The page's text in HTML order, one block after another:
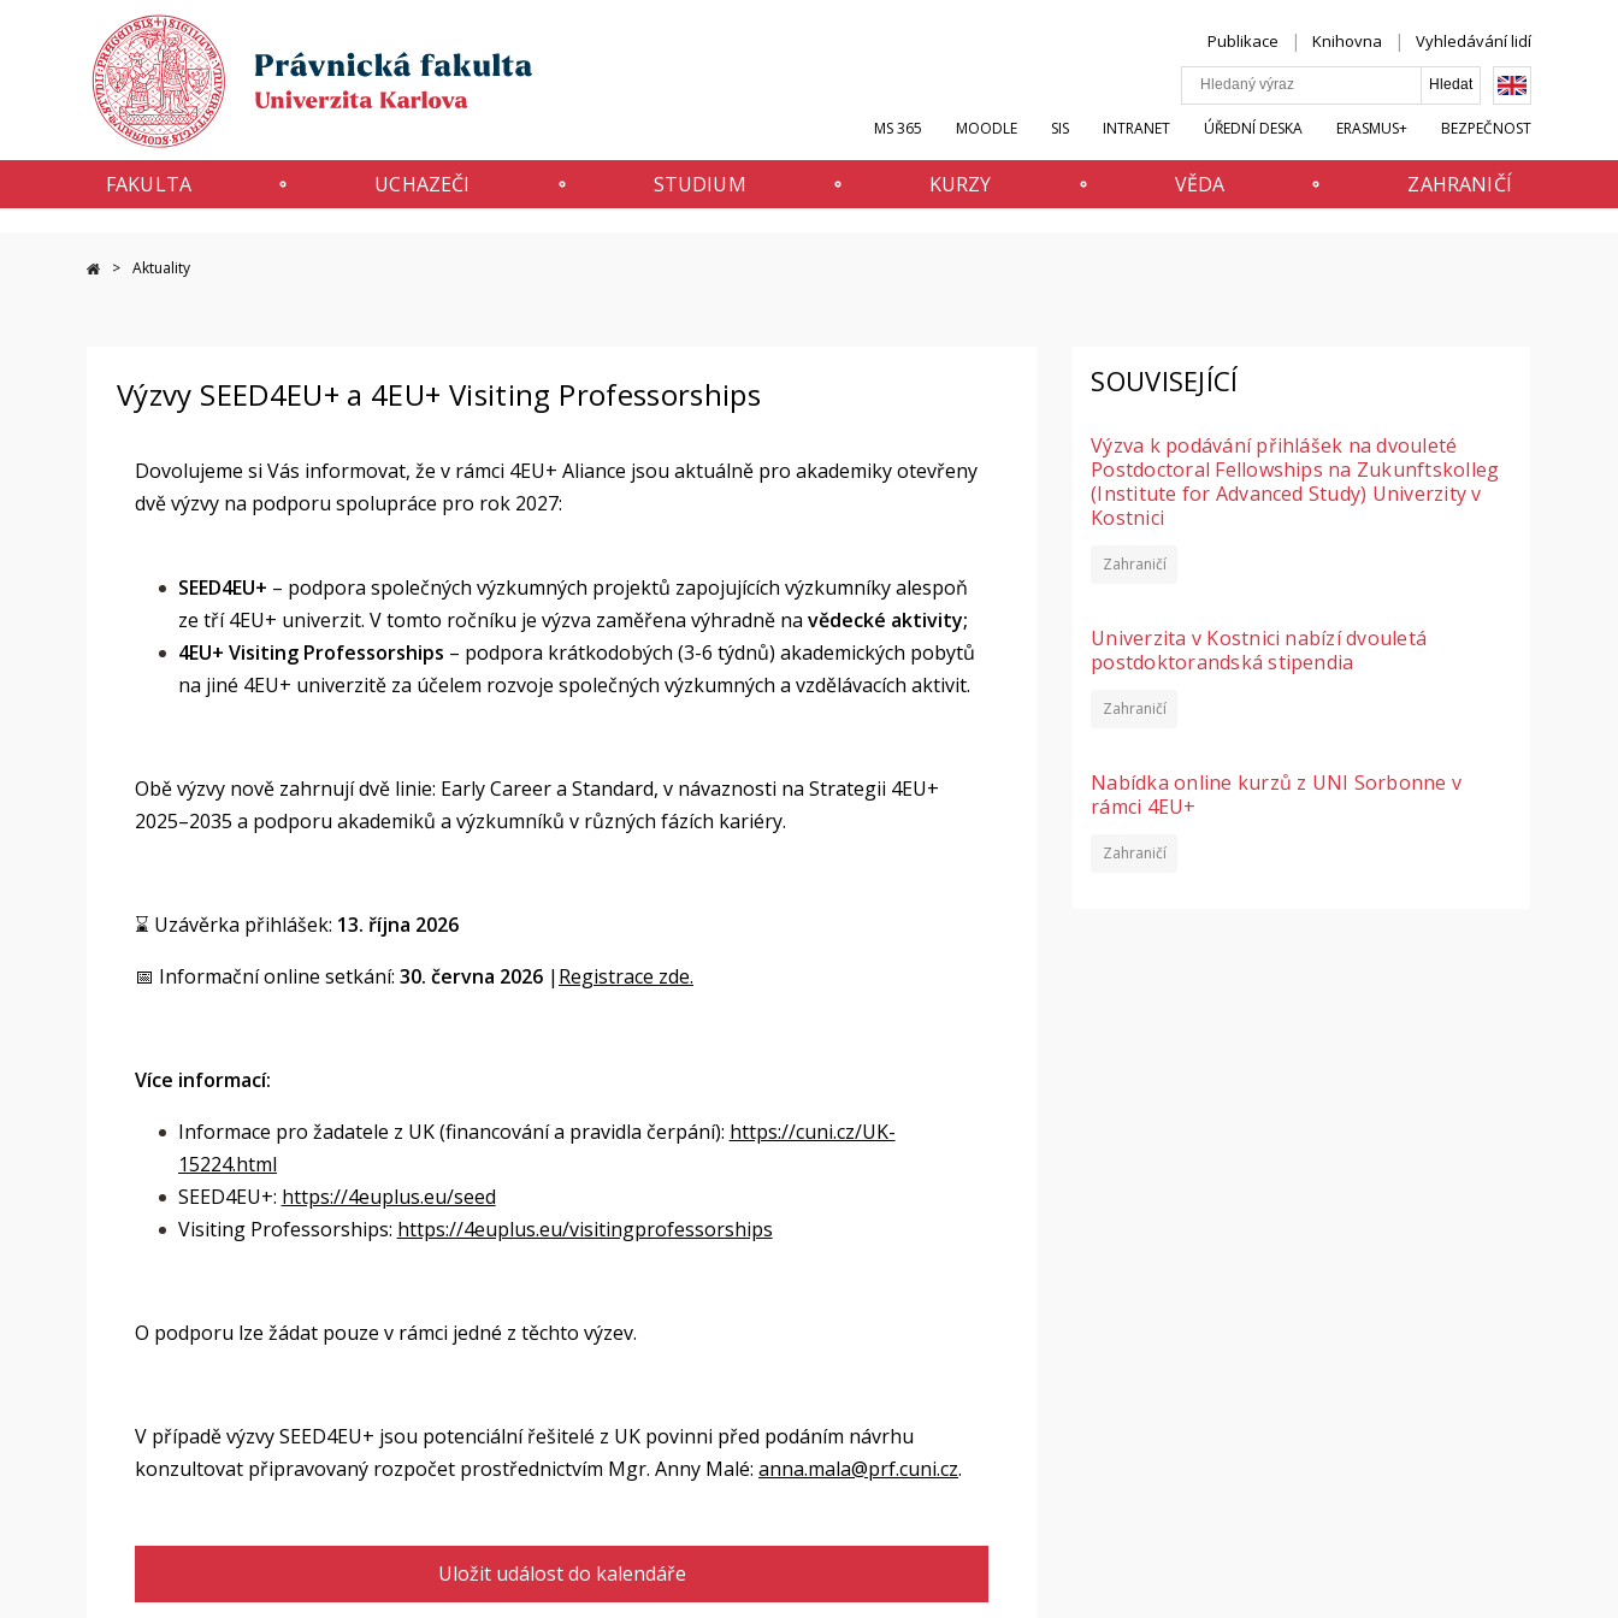
Publikace Knihovna Vyhledávání lidí
MS 365 MOODLE SIS INTRANET ÚŘEDNÍ DESKA ERASMUS+ BEZPEČNOST
FAKULTA UCHAZEČI STUDIUM KURZY VĚDA ZAHRANIČÍ
Aktuality
Výzvy SEED4EU+ a 4EU+ Visiting Professorships
Dovolujeme si Vás informovat, že v rámci 4EU+ Aliance jsou aktuálně pro akademiky otevřeny
dvě výzvy na podporu spolupráce pro rok 2027:
SEED4EU+ – podpora společných výzkumných projektů zapojujících výzkumníky alespoň
ze tří 4EU+ univerzit. V tomto ročníku je výzva zaměřena výhradně na vědecké aktivity;
4EU+ Visiting Professorships – podpora krátkodobých (3-6 týdnů) akademických pobytů
na jiné 4EU+ univerzitě za účelem rozvoje společných výzkumných a vzdělávacích aktivit.
Obě výzvy nově zahrnují dvě linie: Early Career a Standard, v návaznosti na Strategii 4EU+
2025–2035 a podporu akademiků a výzkumníků v různých fázích kariéry.
⌛ Uzávěrka přihlášek: 13. října 2026
📅 Informační online setkání: 30. června 2026| Registrace zde.
Více informací:
Informace pro žadatele z UK (financování a pravidla čerpání): https://cuni.cz/UK-
15224.html
SEED4EU+: https://4euplus.eu/seed
Visiting Professorships: https://4euplus.eu/visitingprofessorships
O podporu lze žádat pouze v rámci jedné z těchto výzev.
V případě výzvy SEED4EU+ jsou potenciální řešitelé z UK povinni před podáním návrhu
konzultovat připravovaný rozpočet prostřednictvím Mgr. Anny Malé: anna.mala@prf.cuni.cz.
Uložit událost do kalendáře
SOUVISEJÍCÍ
Výzva k podávání přihlášek na dvouleté
Postdoctoral Fellowships na Zukunftskolleg
(Institute for Advanced Study) Univerzity v
Kostnici
Zahraničí
Univerzita v Kostnici nabízí dvouletá
postdoktorandská stipendia
Zahraničí
Nabídka online kurzů z UNI Sorbonne v
rámci 4EU+
Zahraničí